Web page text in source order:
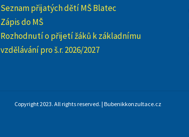
Seznam přijatých dětí MŠ Blatec
Zápis do MŠ
Rozhodnutí o přijetí žáků k základnímu
vzdělávání pro š.r. 2026/2027
Copyright 2023. All rights reserved. | Bubenikkonzultace.cz